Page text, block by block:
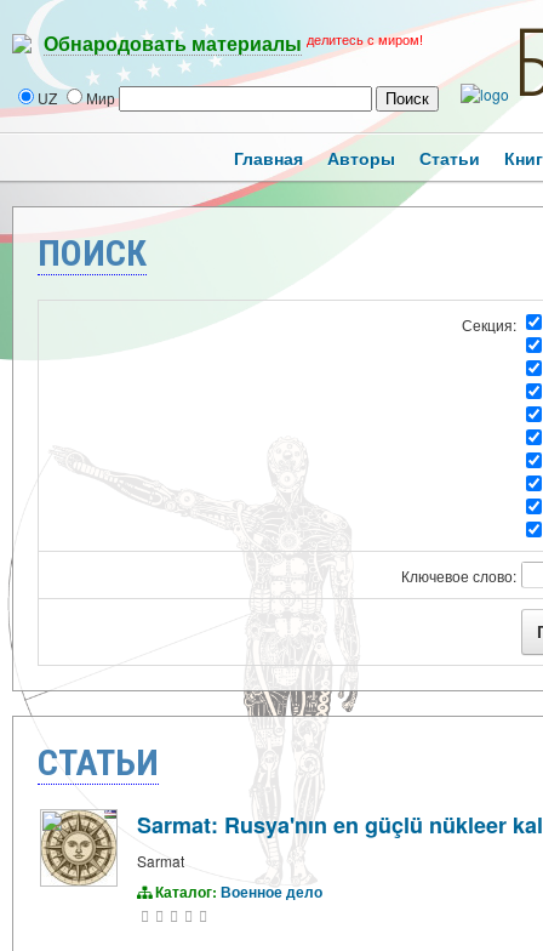
Обнародовать материалы делитесь с миром!
UZ Мир
Главная Авторы Статьи
ПОИСК
Секция:
Ключевое слово:
СТАТЬИ
Sarmat: Rusya'nın en güçlü nükleer
Sarmat
Каталог: Военное дело